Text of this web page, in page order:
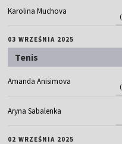
Karolina Muchova
03 WRZEŚNIA 2025
Tenis
Amanda Anisimova
Aryna Sabalenka
02 WRZEŚNIA 2025